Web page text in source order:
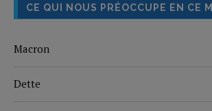
CE QUI NOUS PRÉOCCUPE EN CE
Macron
Dette